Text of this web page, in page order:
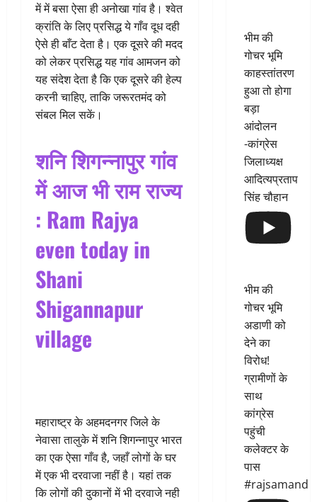
में में बसा ऐसा ही अनोखा गांव है। श्वेत
क्रांति के लिए प्रसिद्ध ये गाँव दूध दही
ऐसे ही बाँट देता है। एक दूसरे की मदद
को लेकर प्रसिद्ध यह गांव आमजन को
यह संदेश देता है कि एक दूसरे की हेल्प
करनी चाहिए, ताकि जरूरतमंद को
संबल मिल सकें।
शनि शिगन्नापुर गांव
में आज भी राम राज्य
: Ram Rajya
even today in
Shani
Shigannapur
village
महाराष्ट्र के अहमदनगर जिले के
नेवासा तालुके में शनि शिगन्नापुर भारत
का एक ऐसा गाँव है, जहाँ लोगों के घर
में एक भी दरवाजा नहीं है। यहां तक
कि लोगों की दुकानों में भी दरवाजे नही
भीम की
गोचर भूमि
काहस्तांतरण
हुआ तो होगा
बड़ा
आंदोलन
-कांग्रेस
जिलाध्यक्ष
आदित्यप्रताप
सिंह चौहान
भीम की
गोचर भूमि
अडाणी को
देने का
विरोध!
ग्रामीणों के
साथ
कांग्रेस
पहुंची
कलेक्टर के
पास
#rajsamand